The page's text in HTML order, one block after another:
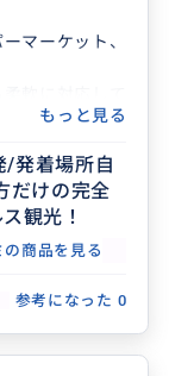
マーケット、
していただき
店、アメリカ
グの提案。1日
しまいました
にお願いしま
もっと見る
/発着場所自
だけの完全
観光！
の商品を見る
参考になった 0